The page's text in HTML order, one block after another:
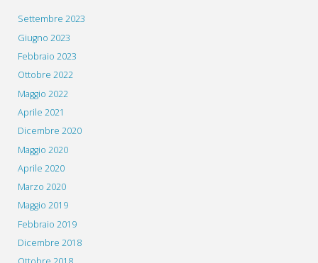
Settembre 2023
Giugno 2023
Febbraio 2023
Ottobre 2022
Maggio 2022
Aprile 2021
Dicembre 2020
Maggio 2020
Aprile 2020
Marzo 2020
Maggio 2019
Febbraio 2019
Dicembre 2018